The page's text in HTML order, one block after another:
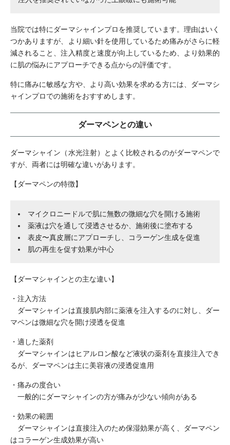
当院では特にダーマシャインプロを推奨しています。理由はいく
つかありますが、より細い針を使用しているため痛みがさらに軽
減されること、注入精度と速度が向上しているため、より効果的
に肌の悩みにアプローチできる点からの評価です。
特に痛みに敏感な方や、より高い効果を求める方には、ダーマシ
ャインプロでの施術をおすすめします。
ダーマペンとの違い
ダーマシャイン（水光注射）とよく比較されるのがダーマペンで
すが、両者には明確な違いがあります。
【ダーマペンの特徴】
マイクロニードルで肌に無数の微細な穴を開ける施術
薬液は穴を通して浸透させるか、施術後に塗布する
表皮〜真皮層にアプローチし、コラーゲン生成を促進
肌の再生を促す効果が中心
【ダーマシャインとの主な違い】
・注入方法
ダーマシャインは直接肌内部に薬液を注入するのに対し、ダー
マペンは微細な穴を開け浸透を促進
・適した薬剤
ダーマシャインはヒアルロン酸など液状の薬剤を直接注入でき
るが、ダーマペンは主に美容液の浸透促進用
・痛みの度合い
一般的にダーマシャインの方が痛みが少ない傾向がある
・効果の範囲
ダーマシャインは直接注入のため保湿効果が高く、ダーマペン
はコラーゲン生成効果が高い